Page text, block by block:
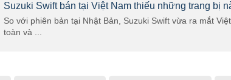
Suzuki Swift bán tại Việt Nam thiếu những trang bị
So với phiên bản tại Nhật Bản, Suzuki Swift vừa ra mắt
toàn và ...